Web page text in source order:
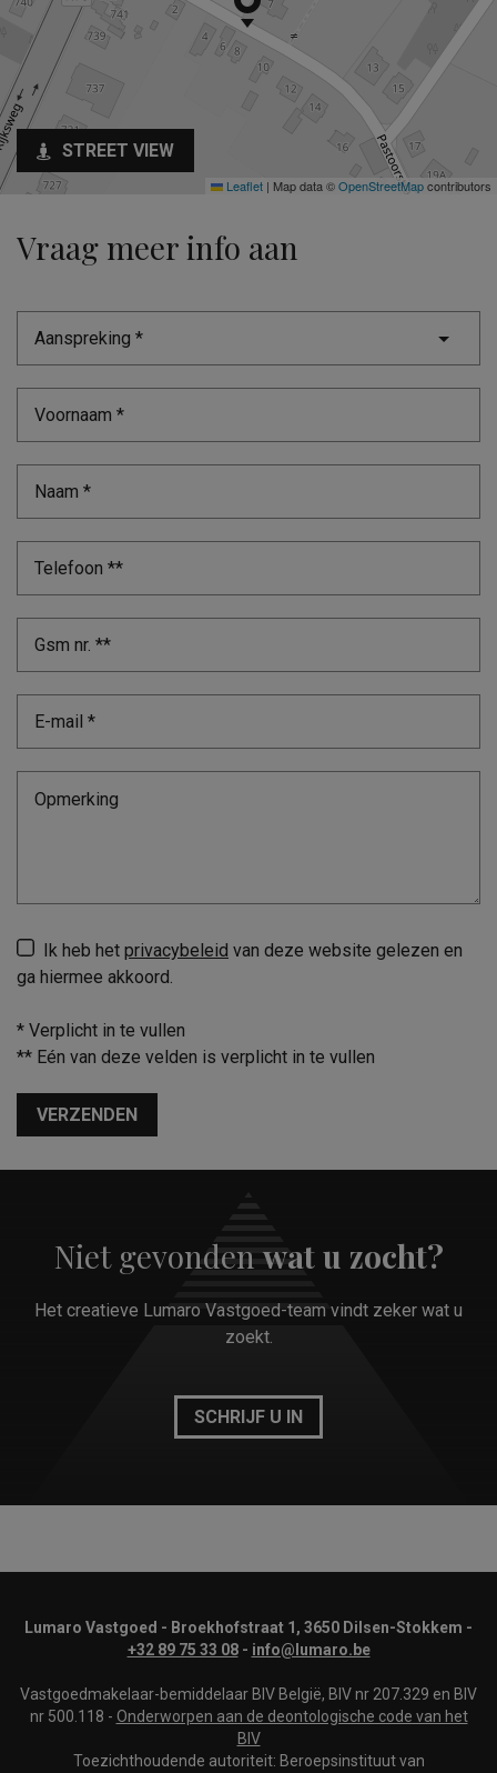
Leaflet | Map data ©OpenStreetMapcontributors
STREET VIEW
Vraag meer info aan
Aanspreking *
Ik heb het privacybeleid van deze website gelezen en
ga hiermee akkoord.
* Verplicht in te vullen
** Eén van deze velden is verplicht in te vullen
VERZENDEN
Niet gevondenwat u zocht?
Het creatieve Lumaro Vastgoed-team vindt zeker wat u
zoekt.
SCHRIJF U IN
Lumaro Vastgoed - Broekhofstraat 1, 3650 Dilsen-Stokkem -
+32 89 75 33 08- info@lumaro.be
Vastgoedmakelaar-bemiddelaar BIV België, BIV nr 207.329 en BIV
nr 500.118 - Onderworpen aan de deontologische code van het
BIV
Toezichthoudende autoriteit: Beroepsinstituut van